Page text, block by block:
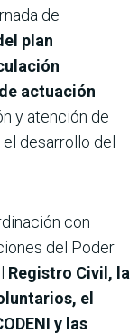
de
plan
actuación
y atención de
desarrollo del
con
del Poder
Registro Civil, la
el
y las